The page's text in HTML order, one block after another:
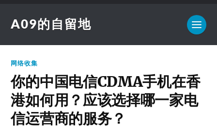
A09的自留地
网络收集
你的中国电信CDMA手机在香
港如何用？应该选择哪一家电
信运营商的服务？